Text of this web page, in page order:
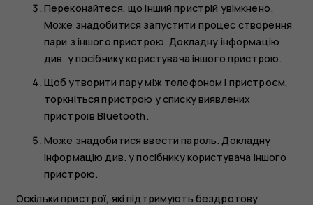
Переконайтеся, що інший пристрій увімкнено.
Може знадобитися запустити процес створення
пари з іншого пристрою. Докладну інформацію
див. у посібнику користувача іншого пристрою.
Щоб утворити пару між телефоном і пристроєм,
торкніться пристрою у списку виявлених
пристроїв Bluetooth.
Може знадобитися ввести пароль. Докладну
інформацію див. у посібнику користувача іншого
пристрою.
Оскільки пристрої, які підтримують бездротову